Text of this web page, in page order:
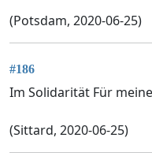
(Potsdam, 2020-06-25)
#186
Im Solidarität Für
(Sittard, 2020-06-25)